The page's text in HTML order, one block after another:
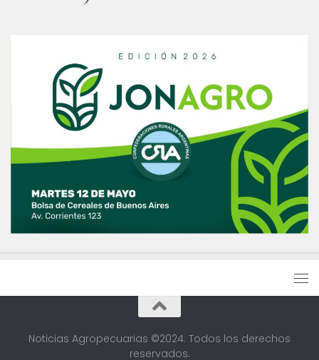
Noticias Agropecuarias ©2024. Todos los derechos
reservados.